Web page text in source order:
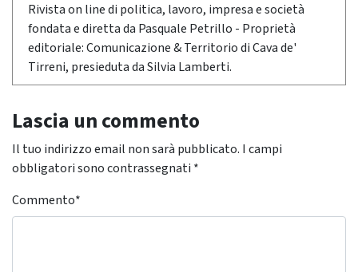
Rivista on line di politica, lavoro, impresa e società
fondata e diretta da Pasquale Petrillo - Proprietà
editoriale: Comunicazione & Territorio di Cava de'
Tirreni, presieduta da Silvia Lamberti.
Lascia un commento
Il tuo indirizzo email non sarà pubblicato. I campi
obbligatori sono contrassegnati *
Commento*